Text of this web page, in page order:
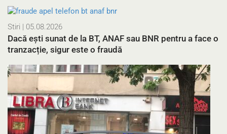
Stiri | 05.08.2026
Dacă ești sunat de la BT, ANAF sau BNR pentru a face o
tranzacție, sigur este o fraudă